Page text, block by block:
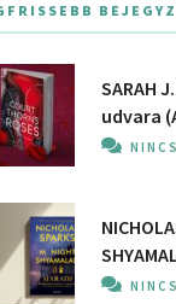
SARAH
udvara